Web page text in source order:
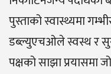
पुस्ताको स्वास्थ्यमा
डब्ल्युएचओले स्वस्थ र
पक्षको साझा प्रयासमा